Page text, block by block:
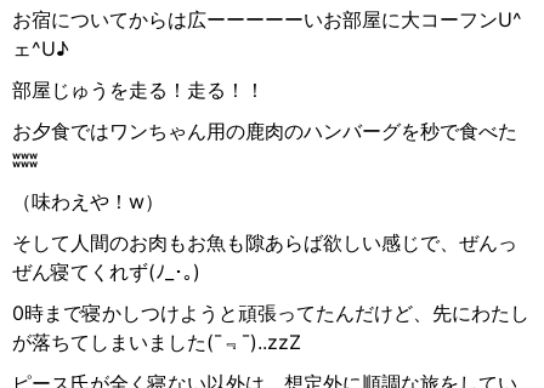
お宿についてからは広ーーーーーいお部屋に大コーフンU^
ェ^U♪
部屋じゅうを走る！走る！！
お夕食ではワンちゃん用の鹿肉のハンバーグを秒で食べた
ʬʬʬ
（味わえや！ w）
そして人間のお肉もお魚も隙あらば欲しい感じで、ぜんっ
ぜん寝てくれず(ﾉ ･｡ )
0時まで寝かしつけようと頑張ってたんだけど、先にわたし
が落ちてしまいました(¯﹃ ¯)..zzZ
ピース氏が全く寝ない以外は、想定外に順調な旅をしてい